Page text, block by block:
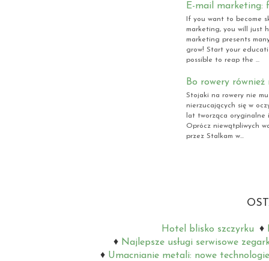
E-mail marketing:
If you want to become
marketing, you will just
marketing presents
grow! Start your
possible to reap the ...
Bo rowery
Stojaki na rowery nie
nierzucających się w
lat tworząca oryginalne
Oprócz niewątpliwych
przez Stalkam w...
Hotel blisko szczyrku
Najlepsze usługi serwisowe
Umacnianie metali: nowe